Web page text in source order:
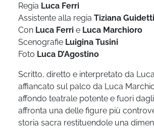
Regia Luca Ferri
Assistente alla regia Tiziana Guidetti
Con Luca Ferri e Luca Marchioro
Scenografie Luigina Tusini
Foto Luca D’Agostino
Scritto, diretto e interpretato da
affiancato sul palco da Luca
affondo teatrale potente e fuori
affronta una delle figure più
storia sacra restituendole una